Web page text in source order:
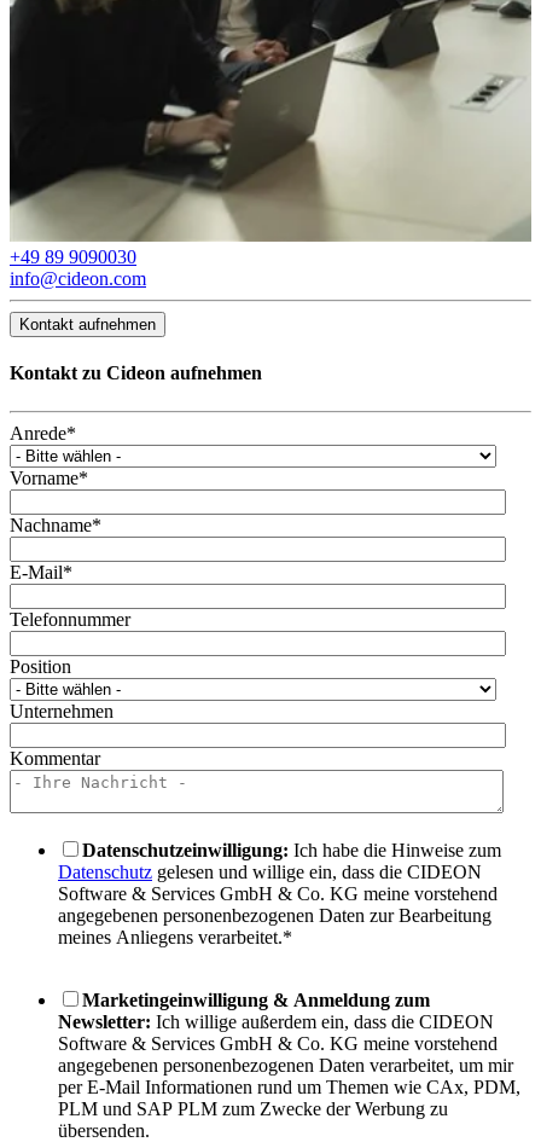
+49 89 9090030
info@cideon.com
Kontakt aufnehmen
Kontakt zu Cideon aufnehmen
Anrede*
Vorname*
Nachname*
E-Mail*
Telefonnummer
Position
Unternehmen
Kommentar
Datenschutzeinwilligung: Ich habe die Hinweise zum
Datenschutz gelesen und willige ein, dass die CIDEON
Software & Services GmbH & Co. KG meine vorstehend
angegebenen personenbezogenen Daten zur Bearbeitung
meines Anliegens verarbeitet.*
Marketingeinwilligung & Anmeldung zum
Newsletter: Ich willige außerdem ein, dass die CIDEON
Software & Services GmbH & Co. KG meine vorstehend
angegebenen personenbezogenen Daten verarbeitet, um mir
per E-Mail Informationen rund um Themen wie CAx, PDM,
PLM und SAP PLM zum Zwecke der Werbung zu
übersenden.